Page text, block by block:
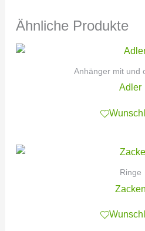
Ähnliche Produkte
Anhänger mit und
Adler
Ringe
Zacken